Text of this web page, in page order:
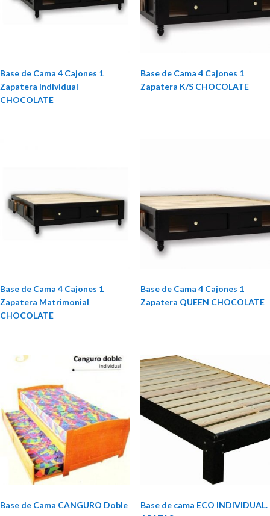
Base de Cama 4 Cajones 1
Zapatera Individual
CHOCOLATE
Base de Cama 4 Cajones 1
Zapatera K/S CHOCOLATE
Base de Cama 4 Cajones 1
Zapatera Matrimonial
CHOCOLATE
Base de Cama 4 Cajones 1
Zapatera QUEEN CHOCOLATE
Base de Cama CANGURO Doble
Base de cama ECO INDIVIDUAL.